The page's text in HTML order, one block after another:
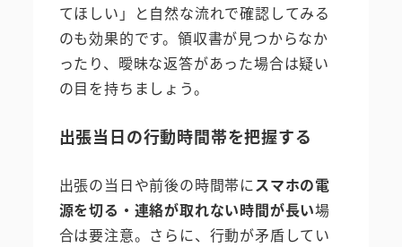
てほしい」と自然な流れで確認してみる
のも効果的です。領収書が見つからなか
ったり、曖昧な返答があった場合は疑い
の目を持ちましょう。
出張当日の行動時間帯を把握する
出張の当日や前後の時間帯にスマホの電
源を切る・連絡が取れない時間が長い場
合は要注意。さらに、行動が矛盾してい